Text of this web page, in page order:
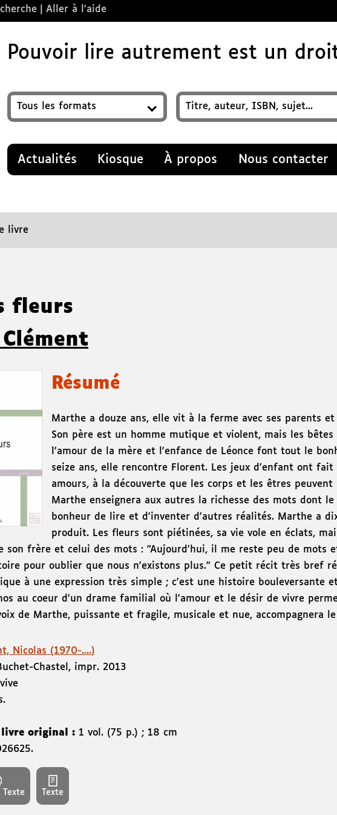
Aller à l’aide
Pouvoir lire autrement est un
Format
Recherchez un titre, auteur, ISBN, sujet…
Actualités Kiosque À propos Nous contacter
livre
fleurs
Résumé
Marthe a douze ans, elle vit à la ferme avec ses parents
Son père est un homme mutique et violent, mais les
l'amour de la mère et l'enfance de Léonce font tout le
seize ans, elle rencontre Florent. Les jeux d'enfant ont fait
amours, à la découverte que les corps et les êtres
Marthe enseignera aux autres la richesse des mots dont
bonheur de lire et d'inventer d'autres réalités. Marthe a
produit. Les fleurs sont piétinées, sa vie vole en éclats,
son frère et celui des mots : "Aujourd'hui, il me reste peu de mots
pour oublier que nous n'existons plus." Ce petit récit très bref
à une expression très simple ; c'est une histoire bouleversante
au coeur d'un drame familial où l'amour et le désir de vivre
de Marthe, puissante et fragile, musicale et nue, accompagnera
Nicolas (1970-....)
Chastel , impr. 2013
livre original : 1 vol. (75 p.) ; 18 cm
.
Texte